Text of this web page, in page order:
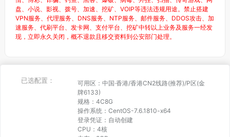
盘、小说、影视、拨号、加速、挖矿、VOIP等违法违规用途。禁止搭建
VPN服务、代理服务、DNS服务、NTP服务、邮件服务、DDOS攻击、加
速服务、代刷平台、发卡网、支付平台、挖矿中转以上业务及服务一经发
现，立即永久关闭，概不退款且移交资料到公安部门处理。
已选配置： 可用区：中国·香港/香港CN2线路(推荐)/P区(金
牌6133)
规格：4C8G
操作系统：CentOS-7.6.1810-x64
登录凭证： 自动创建
CPU：4核